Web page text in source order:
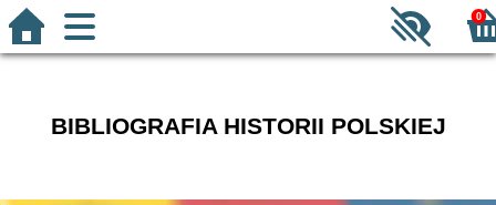
0
BIBLIOGRAFIA HISTORII POLSKIEJ